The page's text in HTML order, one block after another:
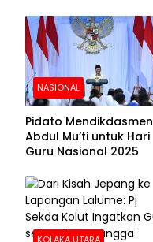
NASIONAL
Pidato Mendikdasmen
Abdul Mu’ti untuk Hari
Guru Nasional 2025